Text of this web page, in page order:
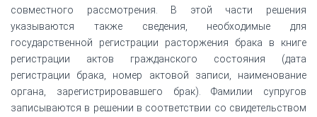
совместного рассмотрения. В этой части решения
указываются также сведения, необходимые для
государственной регистрации расторжения брака в книге
регистрации актов гражданского состояния (дата
регистрации брака, номер актовой записи, наименование
органа, зарегистрировавшего брак). Фамилии супругов
записываются в решении в соответствии со свидетельством